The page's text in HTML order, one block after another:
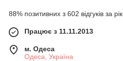
88% позитивних з 602 відгуків за рік
Працює з 11.11.2013
м. Одеса
Одеса, Україна